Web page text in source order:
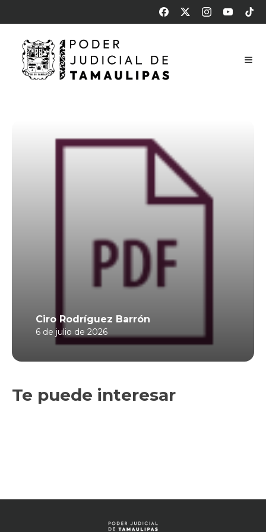
Ciro Rodríguez Barrón
6 de julio de 2026
Te puede interesar